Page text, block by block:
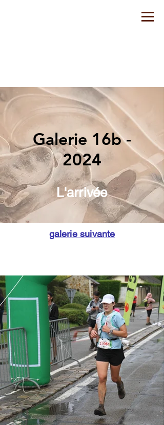
Galerie 16b -
2024
L'arrivée
galerie suivante